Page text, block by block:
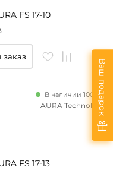
FS 17-10
FS 17-13
В наличии 100 шт.
AURA Technology
Ваш подарок